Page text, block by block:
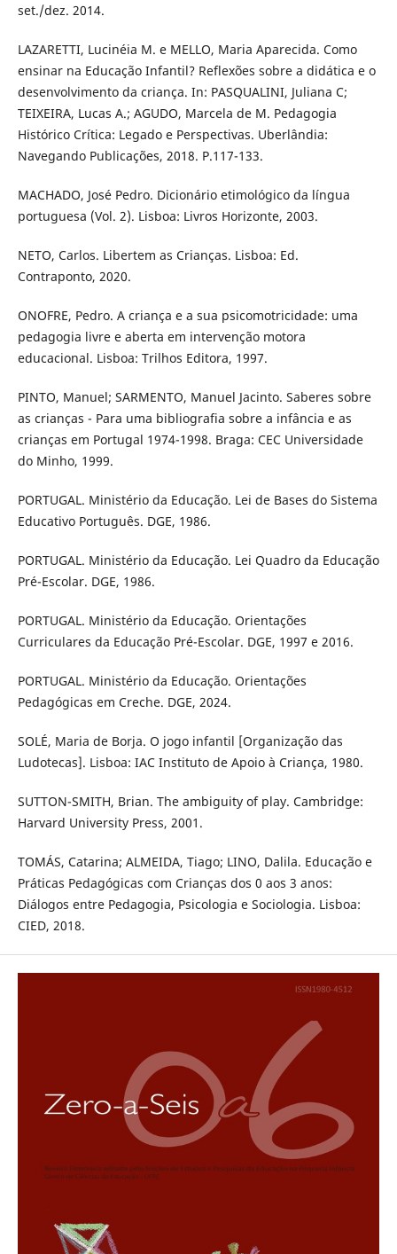
set./dez. 2014.
LAZARETTI, Lucinéia M. e MELLO, Maria Aparecida. Como
ensinar na Educação Infantil? Reflexões sobre a didática e o
desenvolvimento da criança. In: PASQUALINI, Juliana C;
TEIXEIRA, Lucas A.; AGUDO, Marcela de M. Pedagogia
Histórico Crítica: Legado e Perspectivas. Uberlândia:
Navegando Publicações, 2018. P.117-133.
MACHADO, José Pedro. Dicionário etimológico da língua
portuguesa (Vol. 2). Lisboa: Livros Horizonte, 2003.
NETO, Carlos. Libertem as Crianças. Lisboa: Ed.
Contraponto, 2020.
ONOFRE, Pedro. A criança e a sua psicomotricidade: uma
pedagogia livre e aberta em intervenção motora
educacional. Lisboa: Trilhos Editora, 1997.
PINTO, Manuel; SARMENTO, Manuel Jacinto. Saberes sobre
as crianças - Para uma bibliografia sobre a infância e as
crianças em Portugal 1974-1998. Braga: CEC Universidade
do Minho, 1999.
PORTUGAL. Ministério da Educação. Lei de Bases do Sistema
Educativo Português. DGE, 1986.
PORTUGAL. Ministério da Educação. Lei Quadro da Educação
Pré-Escolar. DGE, 1986.
PORTUGAL. Ministério da Educação. Orientações
Curriculares da Educação Pré-Escolar. DGE, 1997 e 2016.
PORTUGAL. Ministério da Educação. Orientações
Pedagógicas em Creche. DGE, 2024.
SOLÉ, Maria de Borja. O jogo infantil [Organização das
Ludotecas]. Lisboa: IAC Instituto de Apoio à Criança, 1980.
SUTTON-SMITH, Brian. The ambiguity of play. Cambridge:
Harvard University Press, 2001.
TOMÁS, Catarina; ALMEIDA, Tiago; LINO, Dalila. Educação e
Práticas Pedagógicas com Crianças dos 0 aos 3 anos:
Diálogos entre Pedagogia, Psicologia e Sociologia. Lisboa:
CIED, 2018.